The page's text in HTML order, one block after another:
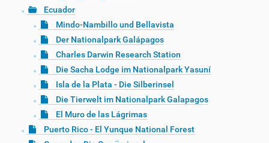
Ecuador
Mindo-Nambillo und Bellavista
Der Nationalpark Galápagos
Charles Darwin Research Station
Die Sacha Lodge im Nationalpark Yasuní
Isla de la Plata - Die Silberinsel
Die Tierwelt im Nationalpark Galapagos
El Muro de las Lágrimas
Puerto Rico - El Yunque National Forest